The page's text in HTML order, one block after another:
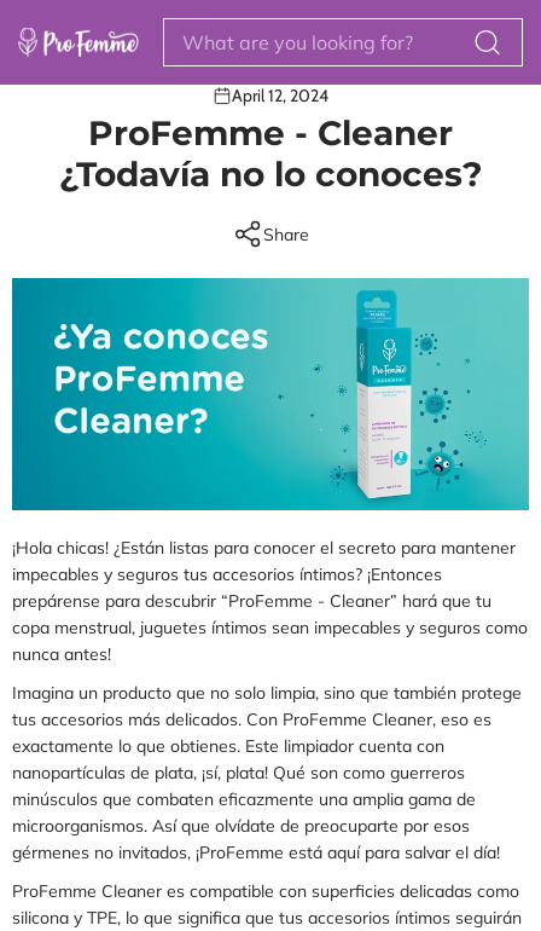
April 12, 2024
ProFemme - Cleaner
¿Todavía no lo conoces?
Share
¡Hola chicas! ¿Están listas para conocer el secreto para mantener
impecables y seguros tus accesorios íntimos? ¡Entonces
prepárense para descubrir “ProFemme - Cleaner” hará que tu
copa menstrual, juguetes íntimos sean impecables y seguros como
nunca antes!
Imagina un producto que no solo limpia, sino que también protege
tus accesorios más delicados. Con ProFemme Cleaner, eso es
exactamente lo que obtienes. Este limpiador cuenta con
nanopartículas de plata, ¡sí, plata! Qué son como guerreros
minúsculos que combaten eficazmente una amplia gama de
microorganismos. Así que olvídate de preocuparte por esos
gérmenes no invitados, ¡ProFemme está aquí para salvar el día!
ProFemme Cleaner es compatible con superficies delicadas como
silicona y TPE, lo que significa que tus accesorios íntimos seguirán